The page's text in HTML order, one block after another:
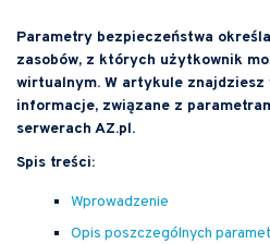
Parametry bezpieczeństwa
zasobów, z których użytkownik
wirtualnym. W artykule
informacje, związane z
serwerach AZ.pl.
Spis treści:
Wprowadzenie
Opis poszczególnych